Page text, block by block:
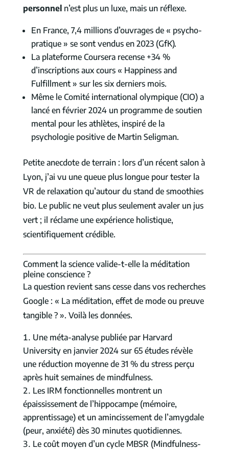
personnel n’est plus un luxe, mais un réflexe.
En France, 7,4 millions d’ouvrages de « psycho-
pratique » se sont vendus en 2023 (GfK).
La plateforme Coursera recense +34 %
d’inscriptions aux cours « Happiness and
Fulfillment » sur les six derniers mois.
Même le Comité international olympique (CIO) a
lancé en février 2024 un programme de soutien
mental pour les athlètes, inspiré de la
psychologie positive de Martin Seligman.
Petite anecdote de terrain : lors d’un récent salon à
Lyon, j’ai vu une queue plus longue pour tester la
VR de relaxation qu’autour du stand de smoothies
bio. Le public ne veut plus seulement avaler un jus
vert ; il réclame une expérience holistique,
scientifiquement crédible.
Comment la science valide-t-elle la méditation
pleine conscience ?
La question revient sans cesse dans vos recherches
Google : « La méditation, effet de mode ou preuve
tangible ? ». Voilà les données.
Une méta-analyse publiée par Harvard
University en janvier 2024 sur 65 études révèle
une réduction moyenne de 31 % du stress perçu
après huit semaines de mindfulness.
Les IRM fonctionnelles montrent un
épaississement de l’hippocampe (mémoire,
apprentissage) et un amincissement de l’amygdale
(peur, anxiété) dès 30 minutes quotidiennes.
Le coût moyen d’un cycle MBSR (Mindfulness-